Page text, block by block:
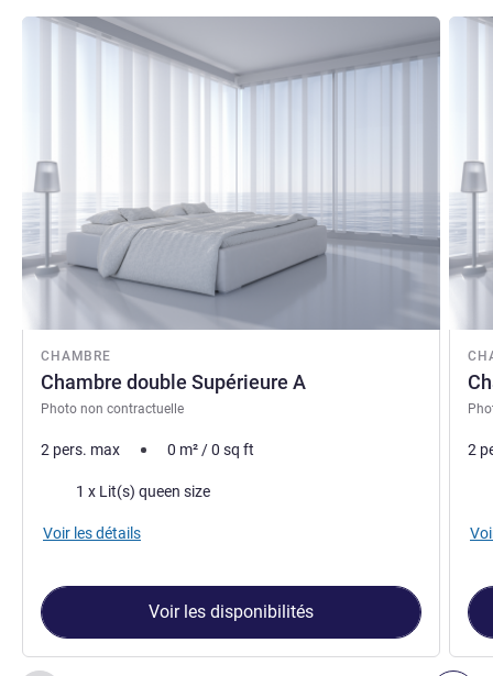
CHAMBRE
Chambre double Supérieure A
Photo non contractuelle
Voir les détails
2 pers. max 0 m²/0 sq ft
Literie1 x Lit(s) queen size
Voir les détails
Voir les disponibilités
Voir
2